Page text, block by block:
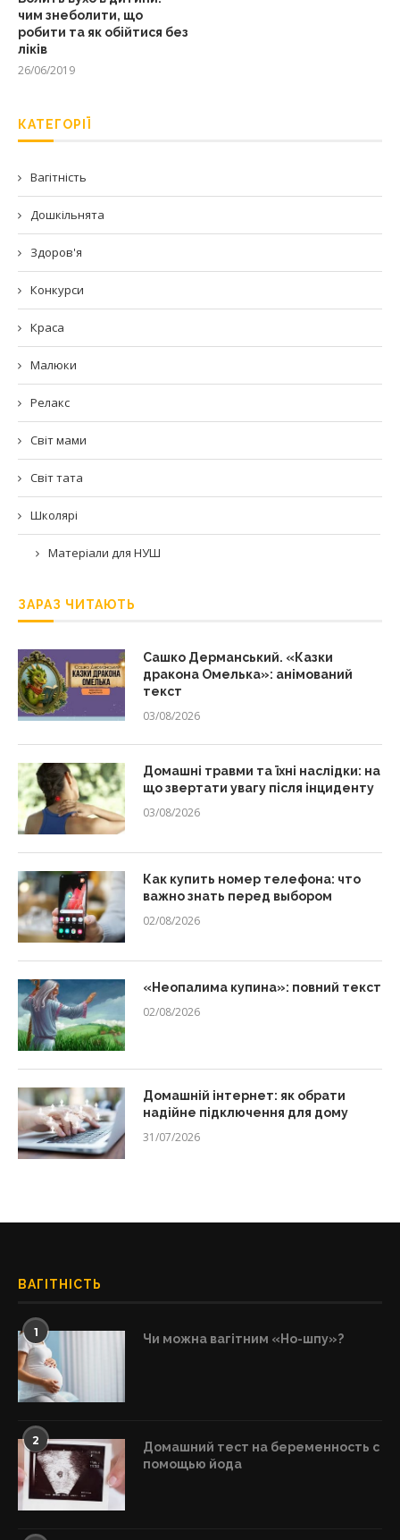
чим знеболити, що
робити та як обійтися без
ліків
26/06/2019
КАТЕГОРІЇ
Вагітність
Дошкільнята
Здоров'я
Конкурси
Краса
Малюки
Релакс
Світ мами
Світ тата
Школярі
Матеріали для НУШ
ЗАРАЗ ЧИТАЮТЬ
Сашко Дерманський. «Казки
дракона Омелька»: анімований
текст
03/08/2026
Домашні травми та їхні наслідки: на
що звертати увагу після інциденту
03/08/2026
Как купить номер телефона: что
важно знать перед выбором
02/08/2026
«Неопалима купина»: повний текст
02/08/2026
Домашній інтернет: як обрати
надійне підключення для дому
31/07/2026
ВАГІТНІСТЬ
1 Чи можна вагітним «Но-шпу»?
2
Домашний тест на беременность с
помощью йода